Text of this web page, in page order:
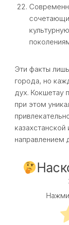
Эти факты
города, но
дух. Кокшетау
при этом
направлением